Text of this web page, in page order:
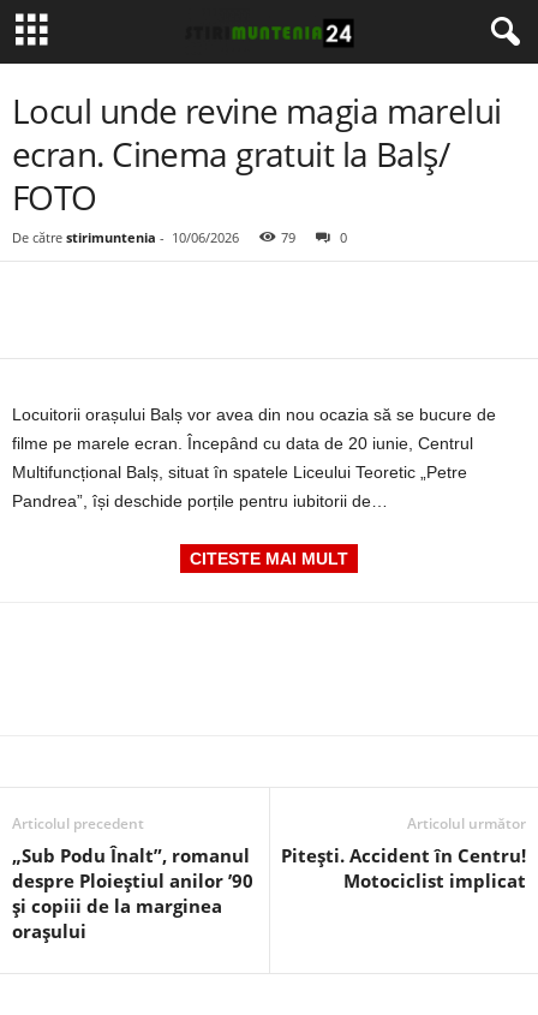
Locul unde revine magia marelui
ecran. Cinema gratuit la Balș/
FOTO
De către stirimuntenia - 10/06/2026 79 0
Locuitorii orașului Balș vor avea din nou ocazia să se bucure de
filme pe marele ecran. Începând cu data de 20 iunie, Centrul
Multifuncțional Balș, situat în spatele Liceului Teoretic „Petre
Pandrea”, își deschide porțile pentru iubitorii de…
CITESTE MAI MULT
Articolul precedent
„Sub Podu Înalt”, romanul
despre Ploieștiul anilor ’90
și copiii de la marginea
orașului
Articolul următor
Pitești. Accident în Centru!
Motociclist implicat